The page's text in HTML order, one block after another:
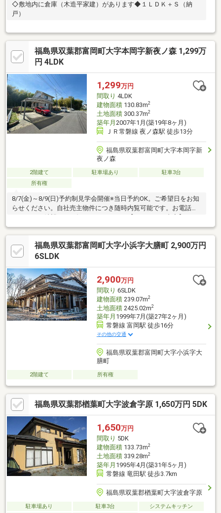
◇敷地内に倉庫（木造平家建）があります◆１ＬＤＫ＋Ｓ（納
戸）
福島県双葉郡富岡町大字本岡字新夜ノ森 1,299万
円 4LDK
1,299万円
間取り 4LDK
建物面積130.83m2
土地面積300.37m2
築年月 2007年1月(築19年8ヶ月)
ＪＲ常磐線 夜ノ森駅 徒歩13分
福島県双葉郡富岡町大字本岡字新
夜ノ森
2階建て 駐車場あり
駐車3台
所有権
8/7(金)～8/9(日)予約制見学会開催※当日予約OK。ご希望日をお知
らせください。自社売主物件につき随時内覧可能です。お電話か
メールでご希望日をお知らせください。【リフォーム内容】シロ
アリ工防除工事、クリーニング、鍵交換、雨漏り点検、設備点検
【おすすめポイント】・本物件は条件により住宅ローン減税が適
用されます。・雨漏り、構造上主要な部分の欠陥や・腐食、給排
水管の故障や漏水についてお引渡しより２年間保証。・シロアリ
金融機関をご提案。住宅ローンが初めての方でもお気軽にご相談
ください。
福島県双葉郡富岡町大字小浜字大膳町 2,900万円
6SLDK
2,900万円
間取り 6SLDK
建物面積239.07m2
土地面積2425.02m2
築年月 1999年7月(築27年2ヶ月)
常磐線 富岡駅 徒歩16分
その他の交通
福島県双葉郡富岡町大字小浜字大
膳町
2階建て 所有権
福島県双葉郡楢葉町大字波倉字原 1,650万円 5DK
1,650万円
間取り 5DK
建物面積133.73m2
土地面積339.28m2
築年月 1995年4月(築31年5ヶ月)
常磐線 竜田駅 徒歩3.7km
福島県双葉郡楢葉町大字波倉字原
駐車場あり 駐車3台
システムキッチン